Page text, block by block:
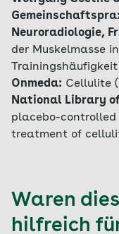
Neuroradiologie,
der Muskelmasse
Onmeda: Cellulite
National Library
placebo-
treatment of
Waren
hilfreich